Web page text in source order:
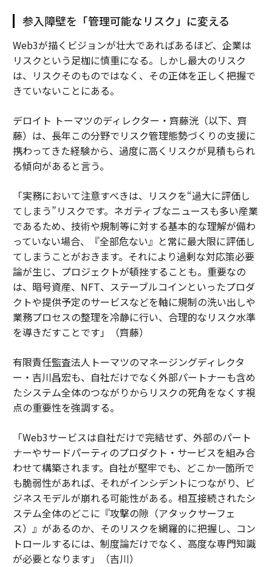
参入障壁を「管理可能なリスク」に変える
Web3が描くビジョンが壮大であればあるほど、企業は
リスクという足枷に慎重になる。しかし最大のリスク
は、リスクそのものではなく、その正体を正しく把握で
きていないことにある。
デロイト トーマツのディレクター・齊藤洸（以下、齊
藤）は、長年この分野でリスク管理態勢づくりの支援に
携わってきた経験から、過度に高くリスクが見積もられ
る傾向があると言う。
「実務において注意すべきは、リスクを“過大に評価し
てしまう”リスクです。ネガティブなニュースも多い産業
であるため、技術や規制等に対する基本的な理解が備わ
っていない場合、『全部危ない』と常に最大限に評価し
てしまうことがおきます。それにより過剰な対応策必要
論が生じ、プロジェクトが頓挫することも。重要なの
は、暗号資産、NFT、ステーブルコインといったプロダ
クトや提供予定のサービスなどを軸に規制の洗い出しや
業務プロセスの整理を冷静に行い、合理的なリスク水準
を導きだすことです」（齊藤）
有限責任監査法人トーマツのマネージングディレクタ
ー・吉川昌宏も、自社だけでなく外部パートナーも含め
たシステム全体のつながりからリスクの死角をなくす視
点の重要性を強調する。
「Web3サービスは自社だけで完結せず、外部のパート
ナーやサードパーティのプロダクト・サービスを組み合
わせて構築されます。自社が堅牢でも、どこか一箇所で
も脆弱性があれば、それがインシデントにつながり、ビ
ジネスモデルが崩れる可能性がある。相互接続されたシ
ステム全体のどこに『攻撃の隙（アタックサーフェ
ス）』があるのか、そのリスクを網羅的に把握し、コン
トロールするには、制度論だけでなく、高度な専門知識
が必要となります」（吉川）